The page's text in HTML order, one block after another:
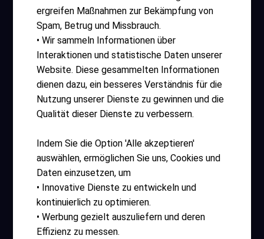
Öffnungszeiten
Montag – Sonntag 10:00 – 17:30
Hilfreiche Links
AGB
Register
Zahlungsmethode
ergreifen Maßnahmen zur Bekämpfung von
Spam, Betrug und Missbrauch.
• Wir sammeln Informationen über
Interaktionen und statistische Daten unserer
Website. Diese gesammelten Informationen
dienen dazu, ein besseres Verständnis für die
Nutzung unserer Dienste zu gewinnen und die
Qualität dieser Dienste zu verbessern.
Indem Sie die Option 'Alle akzeptieren'
auswählen, ermöglichen Sie uns, Cookies und
Daten einzusetzen, um
• Innovative Dienste zu entwickeln und
kontinuierlich zu optimieren.
• Werbung gezielt auszuliefern und deren
Effizienz zu messen.